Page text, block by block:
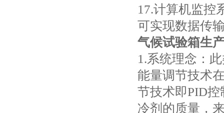
17.计算机监控
可实现数据传
气候试验箱生
1.系统理念：
能量调节技术
节技术即PID
冷剂的质量，